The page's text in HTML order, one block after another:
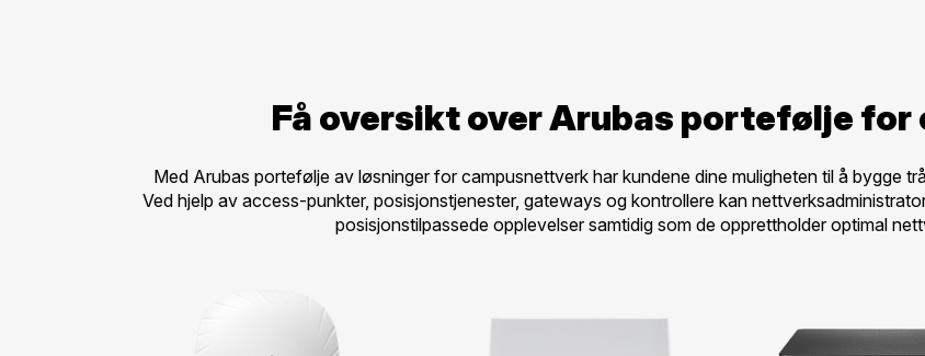
Få oversikt over Arubas portefølje
Med Arubas portefølje av løsninger for campusnettverk har kundene dine muligheten til å bygge
Ved hjelp av access-punkter, posisjonstjenester, gateways og kontrollere kan
posisjonstilpassede opplevelser samtidig som de opprettholder optimal